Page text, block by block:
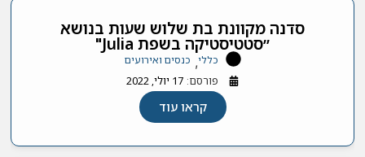
סדנה מקוונת בת שלוש שעות בנושא
״סטטיסטיקה בשפת Julia"
כללי, כנסים ואירועים
פורסם: 17 יולי, 2022
קראו עוד